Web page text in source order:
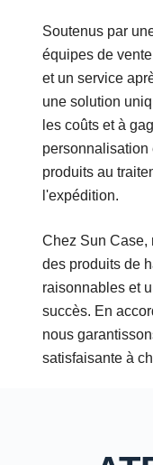
Soutenus par
équipes de
et un service
une solution
les coûts et à
personnalisation
produits au
l'expédition.
Chez Sun Case,
des produits de
raisonnables et
succès. En
nous
satisfaisante à